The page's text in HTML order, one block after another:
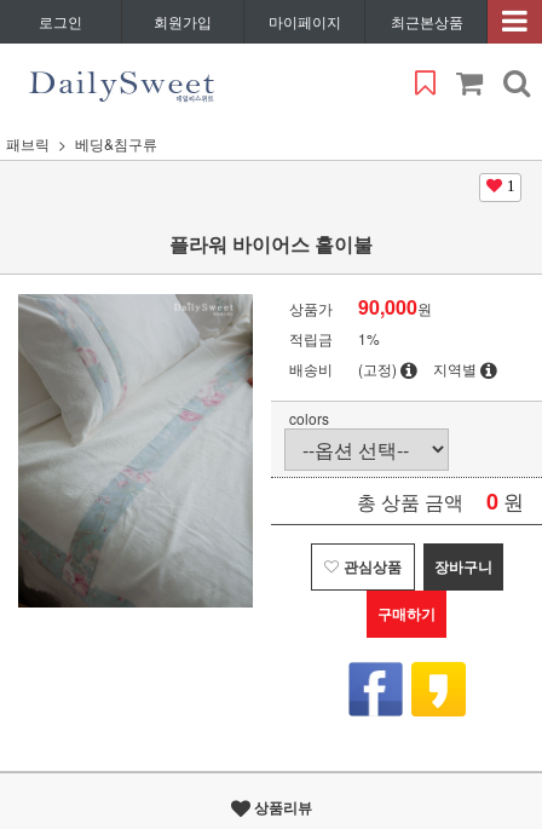
로그인 회원가입 마이페이지 최근본상품
패브릭 베딩&침구류
1
플라워 바이어스 홑이불
상품가 90,000원
적립금
1%
배송비
(고정) 지역별
colors
총 상품 금액 0 원
관심상품 장바구니
구매하기
상품리뷰